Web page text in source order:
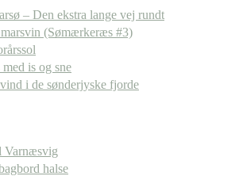
– Den ekstra lange vej rundt
(Sømærkeræs #3)
med is og sne
i de sønderjyske fjorde
Varnæsvig
halse